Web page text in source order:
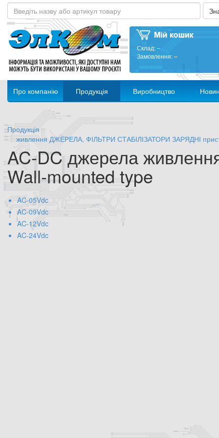
Склад:–
Замовлення:–
Про компанію Продукція Виробництво
Продукція
живлення ДЖЕРЕЛА, ФІЛЬТРИ СТАБІЛІЗАТОРИ ЗАРЯДНІ
AC-DC джерела
Wall-mounted type
AC-05Vdc
AC-09Vdc
AC-12Vdc
AC-24Vdc